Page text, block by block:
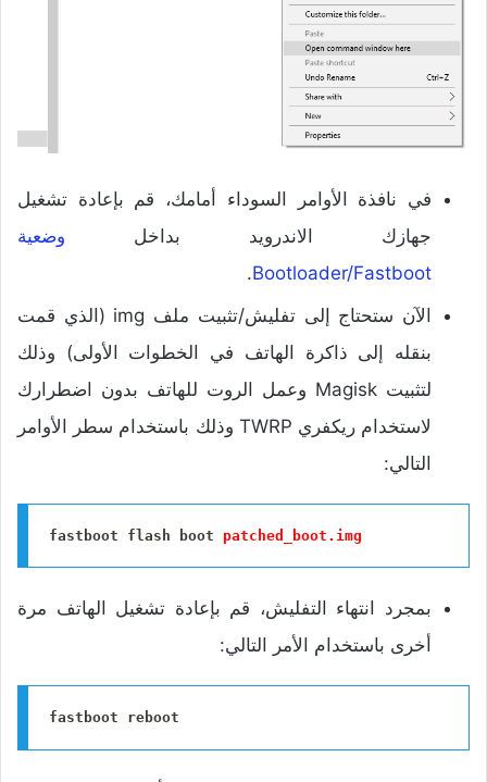
في نافذة الأوامر السوداء أمامك، قم بإعادة تشغيل
جهازك الاندرويد بداخل وضعية
Bootloader/Fastboot
.
الآن ستحتاج إلى تفليش/تثبيت ملف img (الذي قمت
بنقله إلى ذاكرة الهاتف في الخطوات الأولى) وذلك
لتثبيت Magisk وعمل الروت للهاتف بدون اضطرارك
لاستخدام ريكفري TWRP وذلك باستخدام سطر الأوامر
التالي:
fastboot flash boot patched_boot.img
بمجرد انتهاء التفليش، قم بإعادة تشغيل الهاتف مرة
أخرى باستخدام الأمر التالي:
fastboot reboot